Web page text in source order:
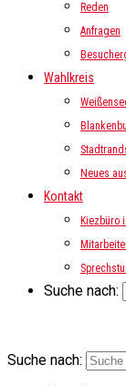
Reden
Anfragen
Wahlkreis
Neues
Kontakt
Kiezbüro
Suche nach:
Suche nach: